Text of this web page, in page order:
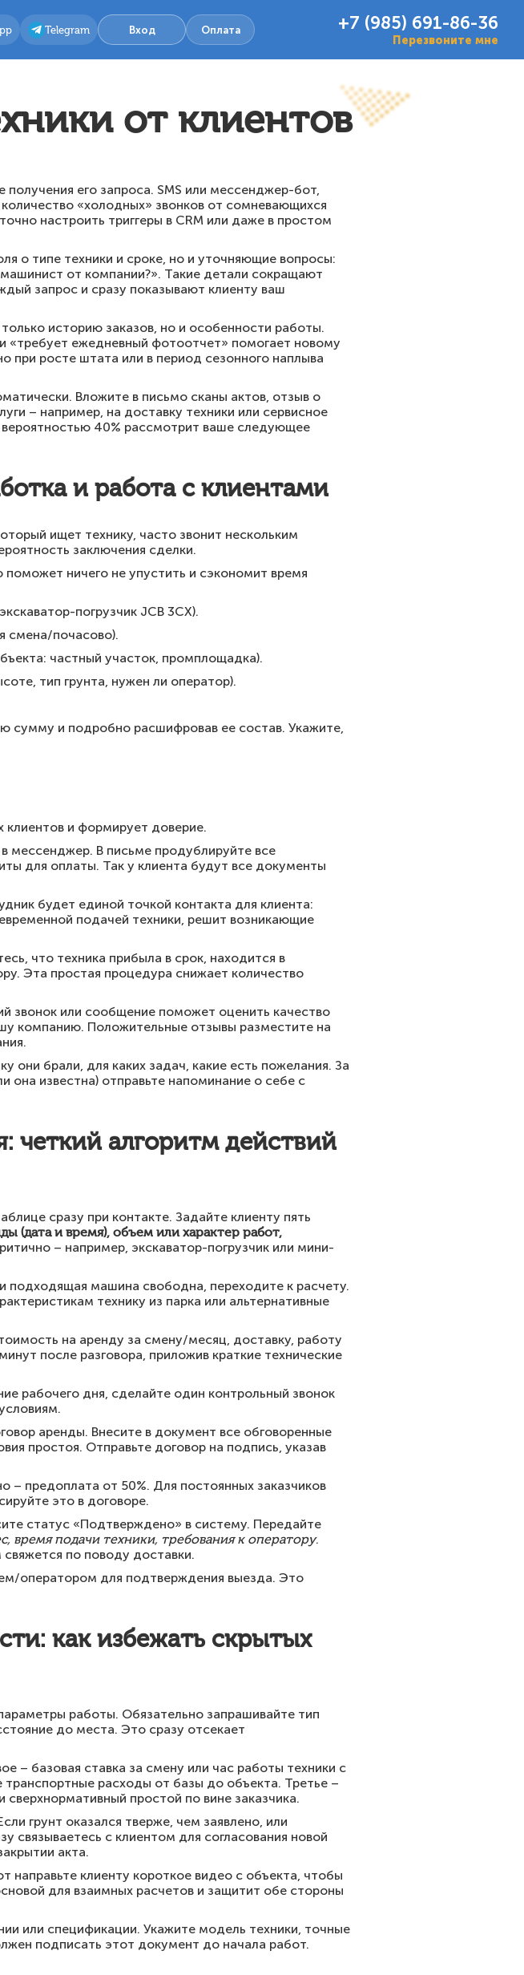
+7 (985) 691-86-36
Перезвоните мне
Telegram Вход Оплата
от клиентов
его запроса. SMS или мессенджер-бот,
«холодных» звонков от сомневающихся
настроить триггеры в CRM или даже в простом
о типе техники и сроке, но и уточняющие вопросы:
от компании?». Такие детали сокращают
запрос и сразу показывают клиенту ваш
историю заказов, но и особенности работы.
«требует ежедневный фотоотчет» помогает новому
росте штата или в период сезонного наплыва
Вложите в письмо сканы актов, отзыв о
– например, на доставку техники или сервисное
40% рассмотрит ваше следующее
и работа с клиентами
ищет технику, часто звонит нескольким
заключения сделки.
ничего не упустить и сэкономит время
погрузчик JCB 3CX).
смена/почасово).
частный участок, промплощадка).
тип грунта, нужен ли оператор).
сумму и подробно расшифровав ее состав. Укажите,
клиентов и формирует доверие.
мессенджер. В письме продублируйте все
для оплаты. Так у клиента будут все документы
будет единой точкой контакта для клиента:
подачей техники, решит возникающие
что техника прибыла в срок, находится в
Эта простая процедура снижает количество
звонок или сообщение поможет оценить качество
компанию. Положительные отзывы разместите на
они брали, для каких задач, какие есть пожелания. За
известна) отправьте напоминание о себе с
четкий алгоритм действий
сразу при контакте. Задайте клиенту пять
(дата и время), объем или характер работ,
– например, экскаватор-погрузчик или мини-
подходящая машина свободна, переходите к расчету.
технику из парка или альтернативные
на аренду за смену/месяц, доставку, работу
после разговора, приложив краткие технические
рабочего дня, сделайте один контрольный звонок
аренды. Внесите в документ все обговоренные
простоя. Отправьте договор на подпись, указав
– предоплата от 50%. Для постоянных заказчиков
это в договоре.
статус «Подтверждено» в систему. Передайте
время подачи техники, требования к оператору.
по поводу доставки.
оператором для подтверждения выезда. Это
как избежать скрытых
работы. Обязательно запрашивайте тип
до места. Это сразу отсекает
– базовая ставка за смену или час работы техники с
расходы от базы до объекта. Третье –
простой по вине заказчика.
грунт оказался тверже, чем заявлено, или
связываетесь с клиентом для согласования новой
акта.
клиенту короткое видео с объекта, чтобы
для взаимных расчетов и защитит обе стороны
или спецификации. Укажите модель техники, точные
подписать этот документ до начала работ.